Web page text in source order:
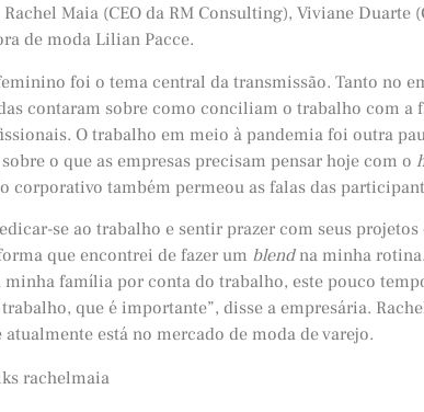
Maia (CEO da RM Consulting), Viviane Duarte
de moda Lilian Pacce.
foi o tema central da transmissão. Tanto no
contaram sobre como conciliam o trabalho com a
O trabalho em meio à pandemia foi outra
o que as empresas precisam pensar hoje com o
corporativo também permeou as falas das
se ao trabalho e sentir prazer com seus
que encontrei de fazer um blendna minha rotina.
família por conta do trabalho, este pouco
que é importante”, disse a empresária.
atualmente está no mercado de moda de varejo.